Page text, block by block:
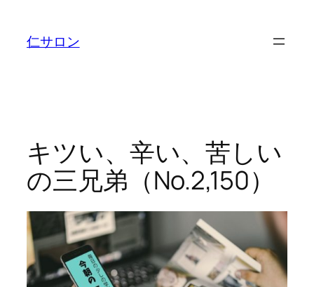
仁サロン
キツい、辛い、苦しい
の三兄弟（No.2,150）